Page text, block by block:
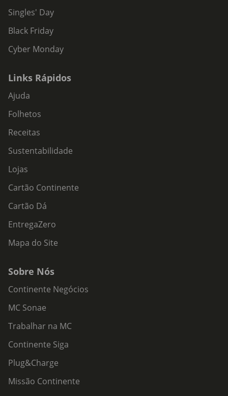
Singles' Day
Black Friday
Cyber Monday
Links Rápidos
Ajuda
Folhetos
Receitas
Sustentabilidade
Lojas
Cartão Continente
Cartão Dá
EntregaZero
Mapa do Site
Sobre Nós
Continente Negócios
MC Sonae
Trabalhar na MC
Continente Siga
Plug&Charge
Missão Continente